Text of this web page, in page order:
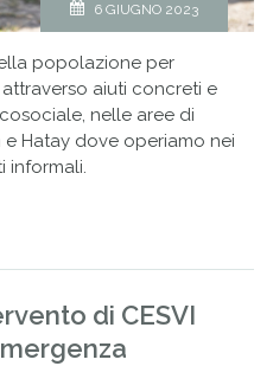
6 GIUGNO 2023
popolazione per
aiuti concreti e
nelle aree di
e Hatay dove operiamo nei
informali.
di CESVI